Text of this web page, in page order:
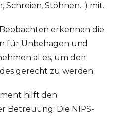
Schreien, Stöhnen…) mit.
erkennen die
für Unbehagen und
alles, um den
gerecht zu werden.
hilft den
Betreuung: Die NIPS-